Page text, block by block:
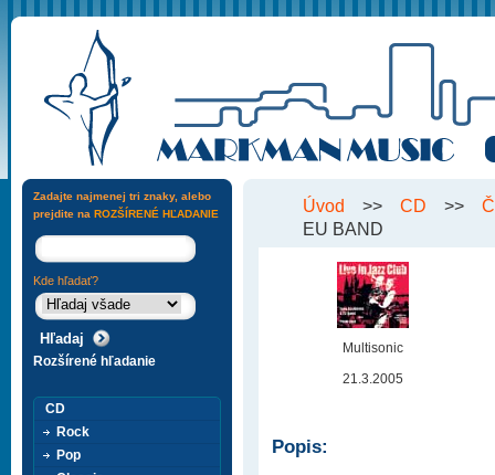
Úvod >> CD >>
EU BAND
Multisonic
21.3.2005
Popis:
Zadajte najmenej tri znaky, alebo
prejdite na ROZŠÍRENÉ HĽADANIE
Kde hľadať?
Rozšírené hľadanie
CD
Rock
Pop